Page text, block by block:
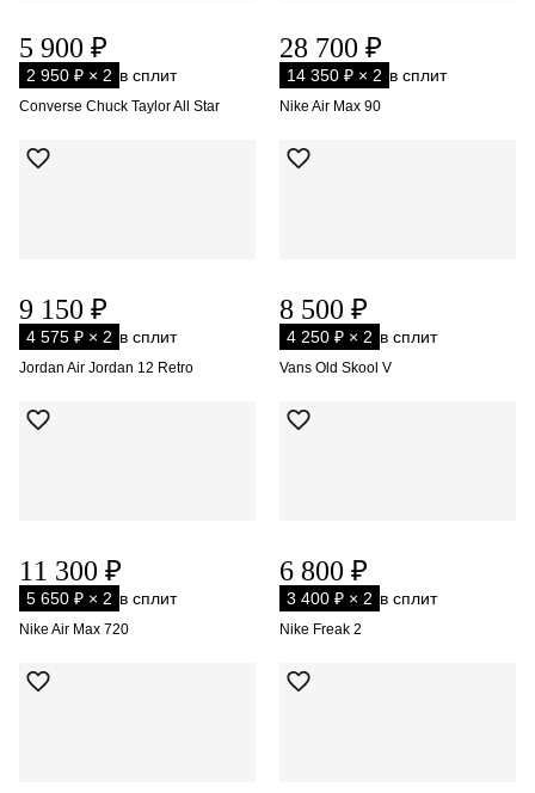
5 900 ₽
2 950 ₽ × 2 в сплит
Converse Chuck Taylor All Star
28 700 ₽
14 350 ₽ × 2 в сплит
Nike Air Max 90
9 150 ₽
4 575 ₽ × 2 в сплит
Jordan Air Jordan 12 Retro
8 500 ₽
4 250 ₽ × 2 в сплит
Vans Old Skool V
11 300 ₽
5 650 ₽ × 2 в сплит
Nike Air Max 720
6 800 ₽
3 400 ₽ × 2 в сплит
Nike Freak 2